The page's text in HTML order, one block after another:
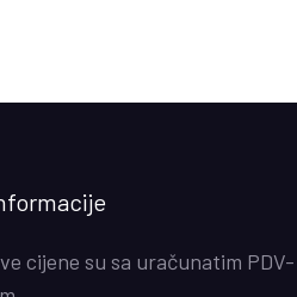
cijene su sa uračunatim PDV-